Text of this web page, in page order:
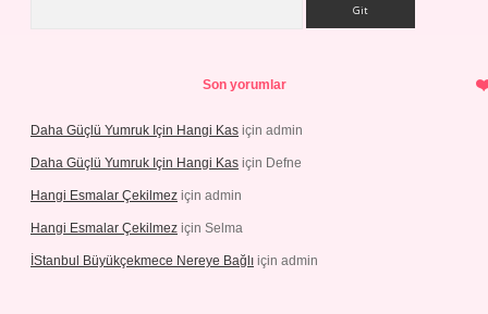
Son yorumlar
Daha Güçlü Yumruk Için Hangi Kas için admin
Daha Güçlü Yumruk Için Hangi Kas için Defne
Hangi Esmalar Çekilmez için admin
Hangi Esmalar Çekilmez için Selma
İStanbul Büyükçekmece Nereye Bağlı için admin